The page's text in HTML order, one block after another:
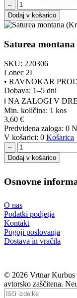
–
Dodaj v košarico
Saturea
SKU: 220306
Lonec 2L
• RAVNOKAR
Dobava: 1–5 dni
ℹ️ NA ZALOGI V
Min. količina: 1 kos
3,60 €
Predvidena zaloga: 0
V košarici: 0 Košarica
–
Dodaj v košarico
Osnovne
O nas
Podatki podjetja
Kontakt
Pogoji poslovanja
Dostava in vračila
© 2026 Vrtnar Kurbus
avtorsko zaščitena.